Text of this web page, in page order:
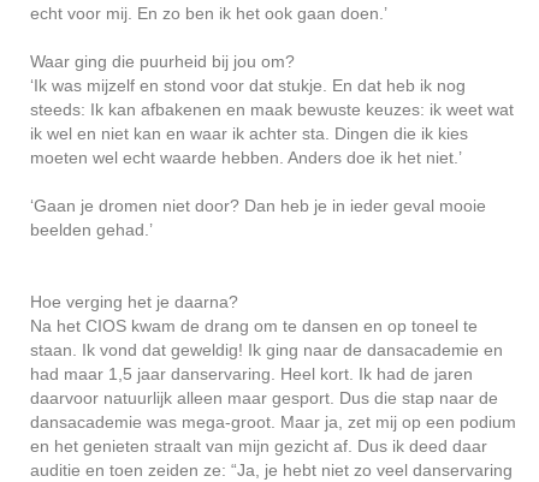
echt voor mij. En zo ben ik het ook gaan doen.’
Waar ging die puurheid bij jou om?
‘Ik was mijzelf en stond voor dat stukje. En dat heb ik nog
steeds: Ik kan afbakenen en maak bewuste keuzes: ik weet wat
ik wel en niet kan en waar ik achter sta. Dingen die ik kies
moeten wel echt waarde hebben. Anders doe ik het niet.’
‘Gaan je dromen niet door? Dan heb je in ieder geval mooie
beelden gehad.’
Hoe verging het je daarna?
Na het CIOS kwam de drang om te dansen en op toneel te
staan. Ik vond dat geweldig! Ik ging naar de dansacademie en
had maar 1,5 jaar danservaring. Heel kort. Ik had de jaren
daarvoor natuurlijk alleen maar gesport. Dus die stap naar de
dansacademie was mega-groot. Maar ja, zet mij op een podium
en het genieten straalt van mijn gezicht af. Dus ik deed daar
auditie en toen zeiden ze: “Ja, je hebt niet zo veel danservaring